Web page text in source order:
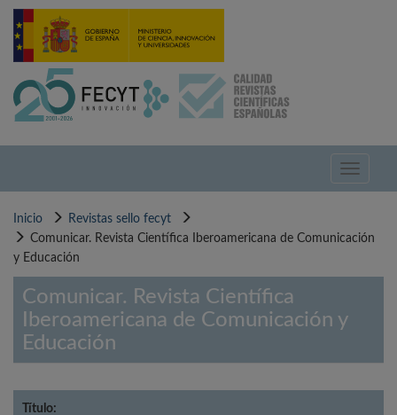
Pasar
contenido
Toggle
Inicio
Revistas sello fecyt
Comunicar. Revista Científica Iberoamericana de Comunicación
y Educación
Comunicar. Revista Científica
Iberoamericana de Comunicación y
Educación
Título: